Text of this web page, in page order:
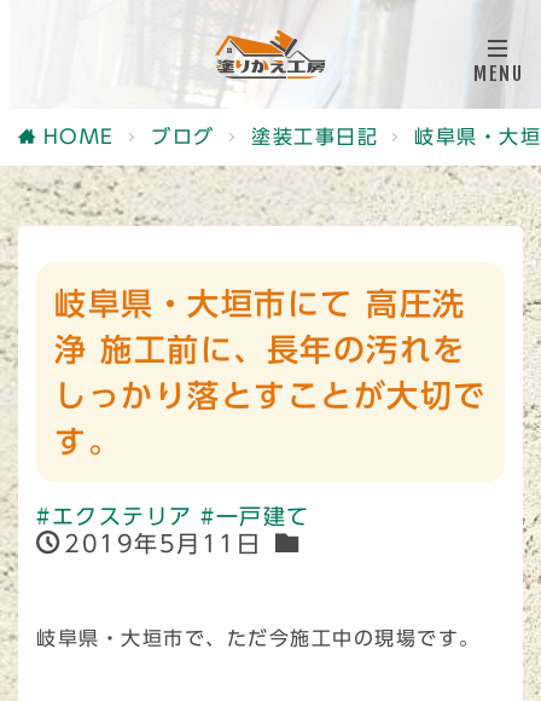
HOME ブログ 塗装工事日記 岐阜県・大
岐阜県・大垣市にて 高圧洗
浄 施工前に、長年の汚れを
しっかり落とすことが大切で
す。
#エクステリア #一戸建て
2019年5月11日
岐阜県・大垣市で、ただ今施工中の現場です。